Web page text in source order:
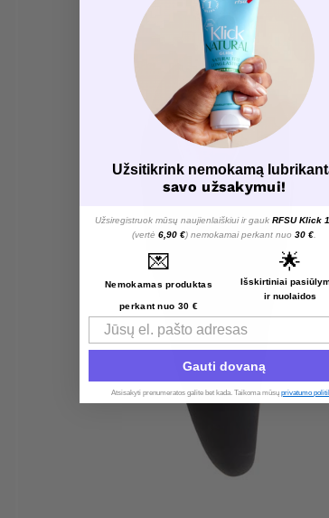
Užsitikrink nemokamą
savo užsakymui!
Užsiregistruok mūsų naujienlaiškiui ir gauk RFSU Klick
(vertė 6,90 €) nemokamai perkant nuo 30 €
💌
Nemokamas produktas
perkant nuo 30 €
🌟
Išskirtiniai
ir nuolaidos
Email
Gauti dovaną
Atsisakyti prenumeratos galite bet kada. Taikoma mūsų privatumo